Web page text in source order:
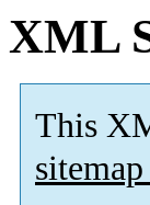
XML
This